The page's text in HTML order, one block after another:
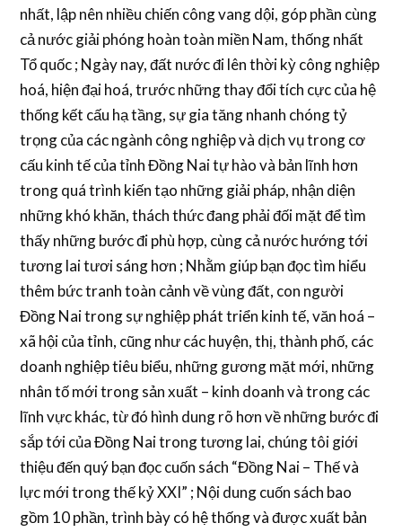
nhất, lập nên nhiều chiến công vang dội, góp phần cùng
cả nước giải phóng hoàn toàn miền Nam, thống nhất
Tổ quốc ; Ngày nay, đất nước đi lên thời kỳ công nghiệp
hoá, hiện đại hoá, trước những thay đổi tích cực của hệ
thống kết cấu hạ tầng, sự gia tăng nhanh chóng tỷ
trọng của các ngành công nghiệp và dịch vụ trong cơ
cấu kinh tế của tỉnh Đồng Nai tự hào và bản lĩnh hơn
trong quá trình kiến tạo những giải pháp, nhận diện
những khó khăn, thách thức đang phải đối mặt để tìm
thấy những bước đi phù hợp, cùng cả nước hướng tới
tương lai tươi sáng hơn ; Nhằm giúp bạn đọc tìm hiểu
thêm bức tranh toàn cảnh về vùng đất, con người
Đồng Nai trong sự nghiệp phát triển kinh tế, văn hoá –
xã hội của tỉnh, cũng như các huyện, thị, thành phố, các
doanh nghiệp tiêu biểu, những gương mặt mới, những
nhân tố mới trong sản xuất – kinh doanh và trong các
lĩnh vực khác, từ đó hình dung rõ hơn về những bước đi
sắp tới của Đồng Nai trong tương lai, chúng tôi giới
thiệu đến quý bạn đọc cuốn sách “Đồng Nai – Thế và
lực mới trong thế kỷ XXI” ; Nội dung cuốn sách bao
gồm 10 phần, trình bày có hệ thống và được xuất bản